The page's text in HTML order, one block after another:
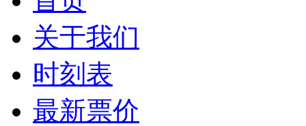
关于我们
时刻表
最新票价